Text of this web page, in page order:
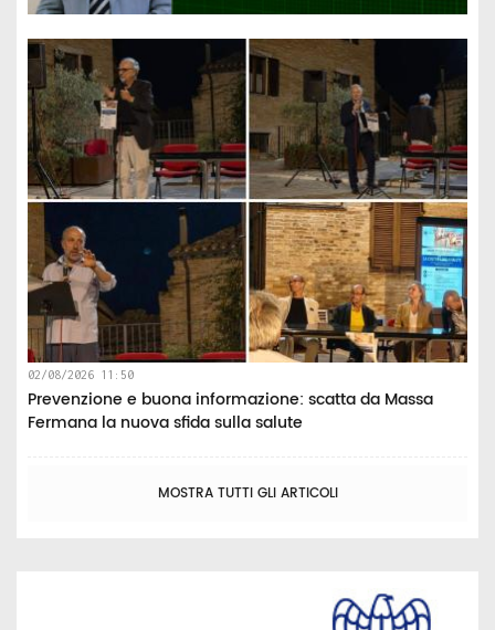
02/08/2026 11:50
Prevenzione e buona informazione: scatta da Massa
Fermana la nuova sfida sulla salute
MOSTRA TUTTI GLI ARTICOLI